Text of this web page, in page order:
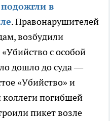
в
. Правонарушителей
возбудили
с особой
дошло до суда —
«Убийство» и
коллеги погибшей
пикет возле